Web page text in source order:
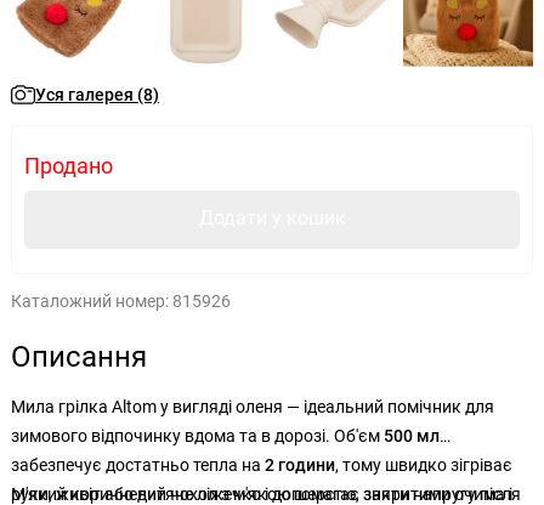
Уся галерея (8)
Продано
Каталожний номер: 815926
Описання
Мила грілка Altom у вигляді оленя — ідеальний помічник для
зимового відпочинку вдома та в дорозі. Об'єм 500 мл
забезпечує достатньо тепла на 2 години, тому швидко зігріває
руки, живіт або дитяче ліжечко і допомагає зняти напругу після
М'який коричневий чохол з м'якою шерстю, закритими очима і